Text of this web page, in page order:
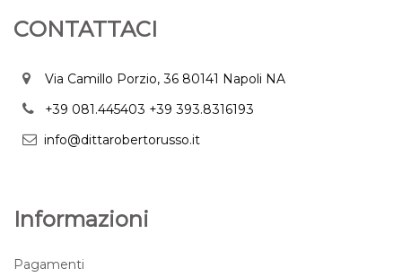
CONTATTACI
Via Camillo Porzio, 36 80141 Napoli NA
+39 081.445403 +39 393.8316193
info@dittarobertorusso.it
Informazioni
Pagamenti